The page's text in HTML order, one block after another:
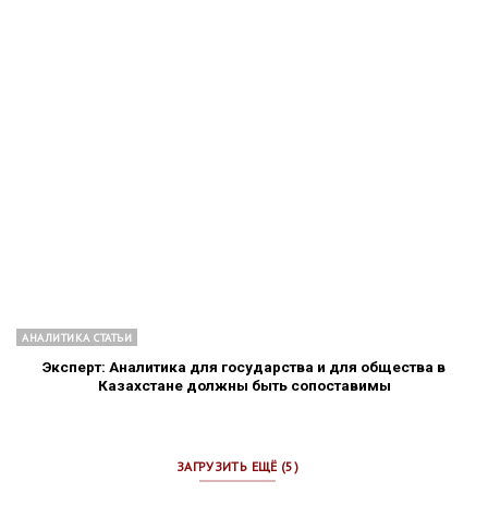
АНАЛИТИКА СТАТЬИ
Эксперт: Аналитика для государства и для общества в
Казахстане должны быть сопоставимы
ЗАГРУЗИТЬ ЕЩЁ (5)